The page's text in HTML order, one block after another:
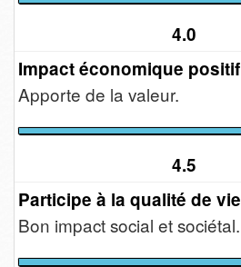
4.0
Impact économique positif
Apporte de la valeur.
4.5
Participe à la qualité de vie
Bon impact social et sociétal.